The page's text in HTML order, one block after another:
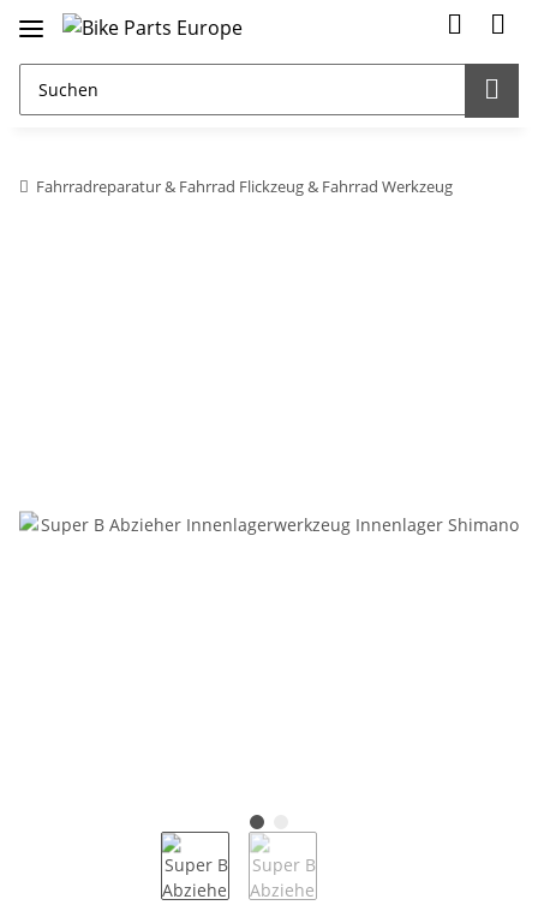
Fahrradreparatur & Fahrrad Flickzeug & Fahrrad Werkzeug